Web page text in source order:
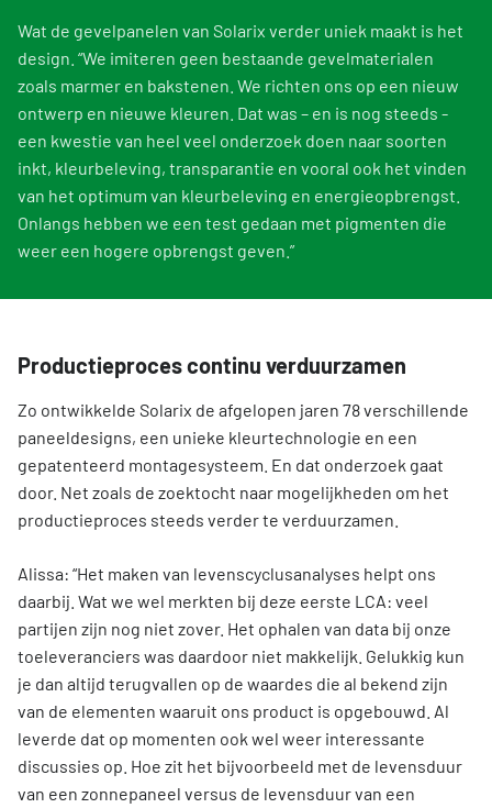
Wat de gevelpanelen van Solarix verder uniek maakt is het
design. “We imiteren geen bestaande gevelmaterialen
zoals marmer en bakstenen. We richten ons op een nieuw
ontwerp en nieuwe kleuren. Dat was – en is nog steeds -
een kwestie van heel veel onderzoek doen naar soorten
inkt, kleurbeleving, transparantie en vooral ook het vinden
van het optimum van kleurbeleving en energieopbrengst.
Onlangs hebben we een test gedaan met pigmenten die
weer een hogere opbrengst geven.”
Productieproces continu verduurzamen
Zo ontwikkelde Solarix de afgelopen jaren 78 verschillende
paneeldesigns, een unieke kleurtechnologie en een
gepatenteerd montagesysteem. En dat onderzoek gaat
door. Net zoals de zoektocht naar mogelijkheden om het
productieproces steeds verder te verduurzamen.
Alissa: “Het maken van levenscyclusanalyses helpt ons
daarbij. Wat we wel merkten bij deze eerste LCA: veel
partijen zijn nog niet zover. Het ophalen van data bij onze
toeleveranciers was daardoor niet makkelijk. Gelukkig kun
je dan altijd terugvallen op de waardes die al bekend zijn
van de elementen waaruit ons product is opgebouwd. Al
leverde dat op momenten ook wel weer interessante
discussies op. Hoe zit het bijvoorbeeld met de levensduur
van een zonnepaneel versus de levensduur van een